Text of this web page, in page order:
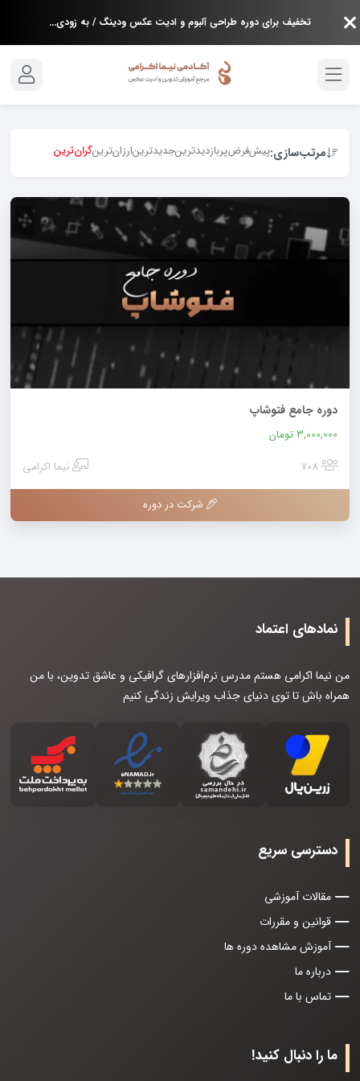
تخفیف برای دوره طراحی آلبوم و ادیت عکس ودینگ / به زودی...
مرتب‌سازی:پیش‌فرضپربازدیدترینجدیدترینارزان‌ترینگران‌ترین
دوره جامع فتوشاپ
3,000,000تومان
نیما اکرامی
شرکت در دوره
نمادهای اعتماد
من نیما اکرامی هستم مدرس نرم‌افزارهای گرافیکی و عاشق تدوین، با من
همراه باش تا توی دنیای جذاب ویرایش زندگی کنیم
دسترسی سریع
مقالات آموزشی
قوانین و مقررات
آموزش مشاهده دوره ها
درباره ما
تماس با ما
ما را دنبال کنید!